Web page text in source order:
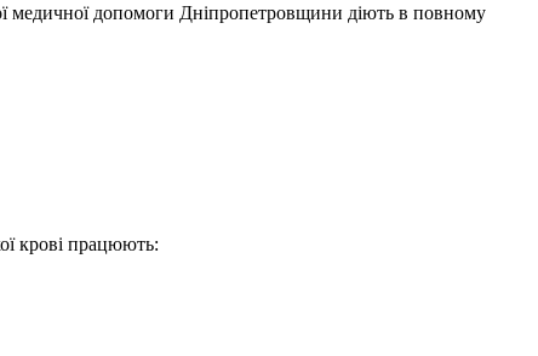
медичної допомоги Дніпропетровщини діють в повному
крові працюють: